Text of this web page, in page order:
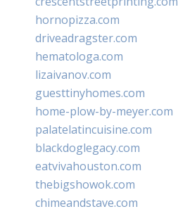
hornopizza.com
driveadragster.com
hematologa.com
lizaivanov.com
guesttinyhomes.com
home-plow-by-meyer.com
palatelatincuisine.com
blackdoglegacy.com
eatvivahouston.com
thebigshowok.com
chimeandstave.com